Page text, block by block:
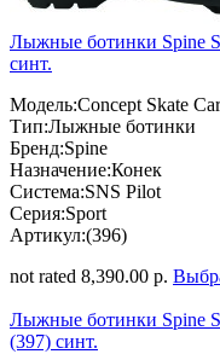
Лыжные ботинки Spine
синт.
Модель:Concept Skate
Тип:Лыжные ботинки
Бренд:Spine
Назначение:Конек
Система:SNS Pilot
Серия:Sport
Артикул:(396)
not rated 8,390.00 р.
Лыжные ботинки Spine
(397) синт.